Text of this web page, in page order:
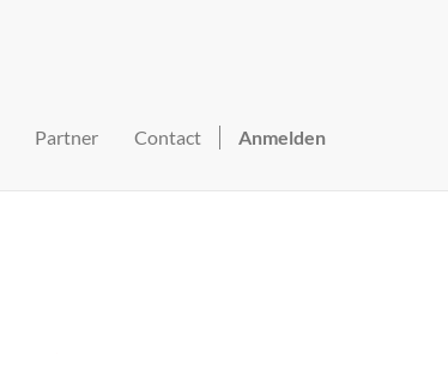
Partner Contact Anmelden